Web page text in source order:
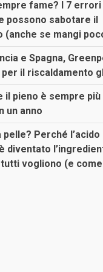
fame? I 7 errori
possono sabotare il
(anche se mangi
e Spagna,
per il riscaldamento
il pieno è sempre più
un anno
Perché l’acido
diventato
vogliono (e